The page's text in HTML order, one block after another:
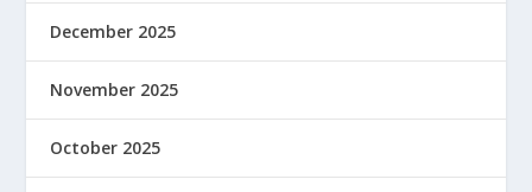
December 2025
November 2025
October 2025